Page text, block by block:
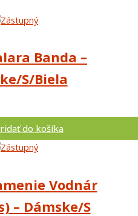
Banda –
S/Biela
do košíka
Vodnár
– Dámske/S